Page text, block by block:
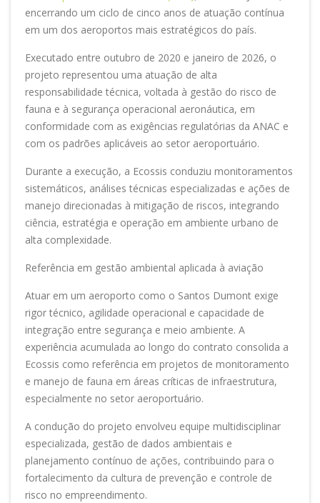
encerrando um ciclo de cinco anos de atuação contínua
em um dos aeroportos mais estratégicos do país.
Executado entre outubro de 2020 e janeiro de 2026, o
projeto representou uma atuação de alta
responsabilidade técnica, voltada à gestão do risco de
fauna e à segurança operacional aeronáutica, em
conformidade com as exigências regulatórias da ANAC e
com os padrões aplicáveis ao setor aeroportuário.
Durante a execução, a Ecossis conduziu monitoramentos
sistemáticos, análises técnicas especializadas e ações de
manejo direcionadas à mitigação de riscos, integrando
ciência, estratégia e operação em ambiente urbano de
alta complexidade.
Referência em gestão ambiental aplicada à aviação
Atuar em um aeroporto como o Santos Dumont exige
rigor técnico, agilidade operacional e capacidade de
integração entre segurança e meio ambiente. A
experiência acumulada ao longo do contrato consolida a
Ecossis como referência em projetos de monitoramento
e manejo de fauna em áreas críticas de infraestrutura,
especialmente no setor aeroportuário.
A condução do projeto envolveu equipe multidisciplinar
especializada, gestão de dados ambientais e
planejamento contínuo de ações, contribuindo para o
fortalecimento da cultura de prevenção e controle de
risco no empreendimento.